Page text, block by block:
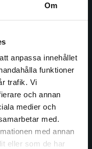
Om
anpassa innehållet
funktioner
trafik. Vi
och annan
medier och
med.
med annan
eller som de har